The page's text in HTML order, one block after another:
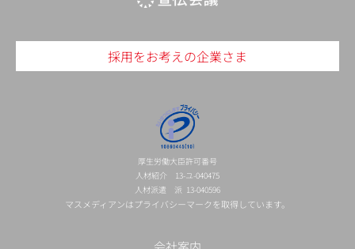
採用をお考えの企業さま
厚生労働大臣許可番号
人材紹介 13-ユ-040475
人材派遣 派 13-040596
マスメディアンはプライバシーマークを取得しています。